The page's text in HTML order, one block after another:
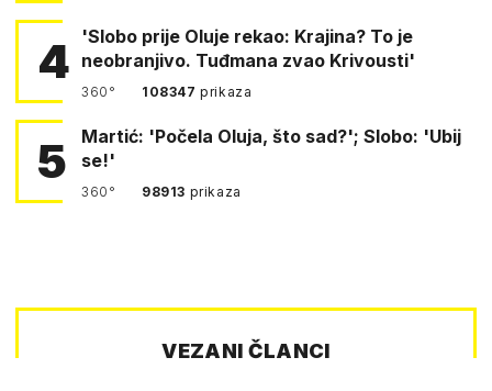
4
'Slobo prije Oluje rekao: Krajina? To je
neobranjivo. Tuđmana zvao Krivousti'
360° 108347prikaza
5
Martić: 'Počela Oluja, što sad?'; Slobo: 'Ubij
se!'
360° 98913 prikaza
VEZANI ČLANCI